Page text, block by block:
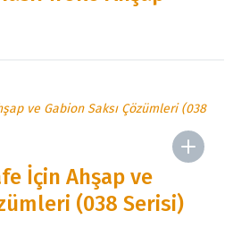
İçin Ahşap ve
(038 Serisi)